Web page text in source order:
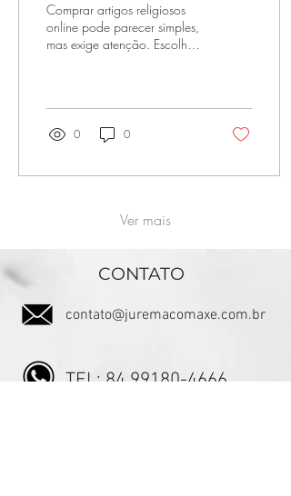
Comprar artigos religiosos
online pode parecer simples,
mas exige atenção. Escolher
0 0
Ver mais
CONTATO
contato@juremacomaxe.com.br
TEL: 84 99180-4666